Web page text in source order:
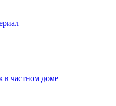
в частном доме